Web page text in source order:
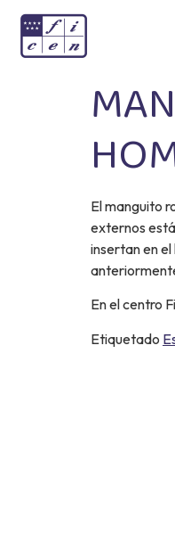
El manguito
externos
insertan en
En el centro
Etiquetado